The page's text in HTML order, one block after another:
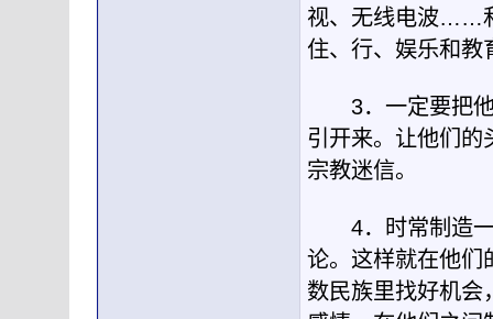
视、无线电波……
住、行、娱乐和教
3．一定要把他
引开来。让他们的
宗教迷信。
4．时常制造一
论。这样就在他们
数民族里找好机会